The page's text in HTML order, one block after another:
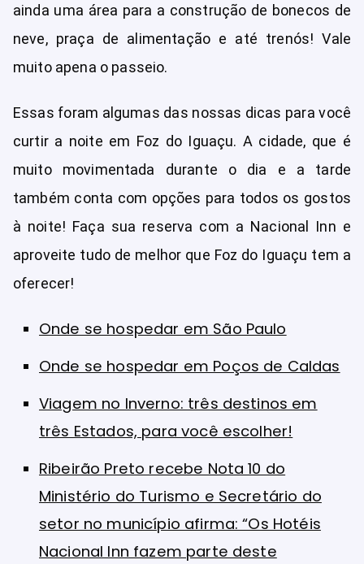
ainda uma área para a construção de bonecos de
neve, praça de alimentação e até trenós! Vale
muito apena o passeio.
Essas foram algumas das nossas dicas para você
curtir a noite em Foz do Iguaçu. A cidade, que é
muito movimentada durante o dia e a tarde
também conta com opções para todos os gostos
à noite! Faça sua reserva com a Nacional Inn e
aproveite tudo de melhor que Foz do Iguaçu tem a
oferecer!
Onde se hospedar em São Paulo
Onde se hospedar em Poços de Caldas
Viagem no Inverno: três destinos em
três Estados, para você escolher!
Ribeirão Preto recebe Nota 10 do
Ministério do Turismo e Secretário do
setor no município afirma: “Os Hotéis
Nacional Inn fazem parte deste